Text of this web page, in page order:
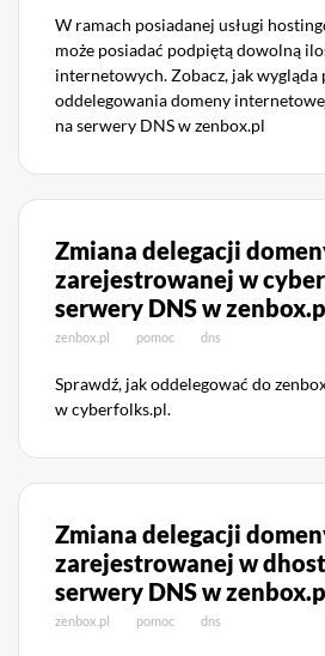
W ramach posiadanej usługi
może posiadać podpiętą dowolną
internetowych. Zobacz, jak wygląda
oddelegowania domeny
na serwery DNS w zenbox.pl
Zmiana delegacji
zarejestrowanej w
serwery DNS w
zenbox.pl pomoc dns
Sprawdź, jak oddelegować do
w cyberfolks.pl.
Zmiana delegacji
zarejestrowanej w
serwery DNS w
zenbox.pl pomoc dns